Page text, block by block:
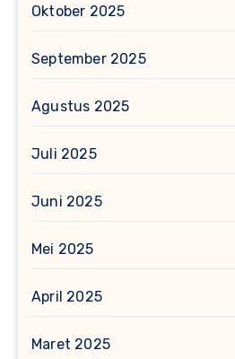
Oktober 2025
September 2025
Agustus 2025
Juli 2025
Juni 2025
Mei 2025
April 2025
Maret 2025